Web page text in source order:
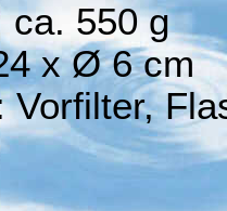
ca. 550 g
x Ø 6 cm
Vorfilter,